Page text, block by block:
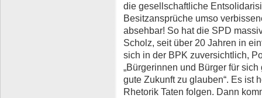
die gesellschaftliche
Besitzansprüche umso
absehbar! So hat die SPD
Scholz, seit über 20 Jahren in
sich in der BPK zuversichtlich,
„Bürgerinnen und Bürger für
gute Zukunft zu glauben“. Es ist
Rhetorik Taten folgen. Dann